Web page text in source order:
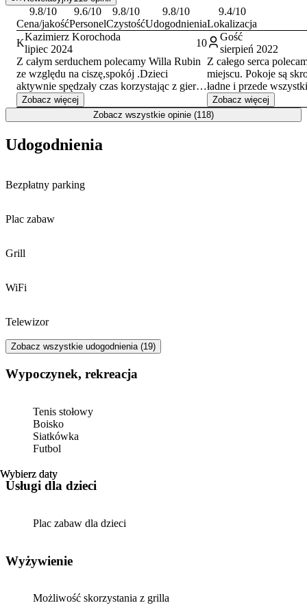
9.8/10
Cena/jakość
9.6/10
Personel
9.8/10
Czystość
9.8/10
Udogodnienia
9.4/10
Lokalizacja
K
Kazimierz Korochoda
lipiec 2024
10
Z całym serduchem polecamy Willa Rubin
ze względu na ciszę,spokój .Dzieci
aktywnie spędzały czas korzystając z gier
typu piłkarzyki ,ping pong,wspaniałe
rozgrywki w piłkę nożną lub
paletki.Właściciele przemili służyli pomocą.
Zobacz więcej
Gość
sierpień 2022
Z całego serca
miejscu. Pokoje są
ładne i przede
Najbardziej zauroczył
obiektu. Zdarzało się,
na kolejną wędrówkę,
Zobacz więcej
Zobacz wszystkie opinie (118)
Wybierz daty
Wybierz daty
Udogodnienia
Bezpłatny parking
Plac zabaw
Grill
WiFi
Telewizor
Zobacz wszystkie udogodnienia (19)
Wypoczynek, rekreacja
Tenis stołowy
Boisko
Siatkówka
Futbol
usługi dla dzieci
Plac zabaw dla dzieci
Wyżywienie
Możliwość skorzystania z grilla